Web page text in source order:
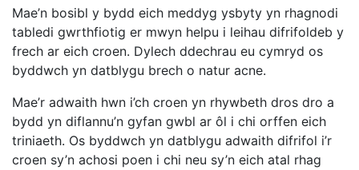
Mae’n bosibl y bydd eich meddyg ysbyty yn rhagnodi
tabledi gwrthfiotig er mwyn helpu i leihau difrifoldeb y
frech ar eich croen. Dylech ddechrau eu cymryd os
byddwch yn datblygu brech o natur acne.
Mae’r adwaith hwn i’ch croen yn rhywbeth dros dro a
bydd yn diflannu’n gyfan gwbl ar ôl i chi orffen eich
triniaeth. Os byddwch yn datblygu adwaith difrifol i’r
croen sy’n achosi poen i chi neu sy’n eich atal rhag